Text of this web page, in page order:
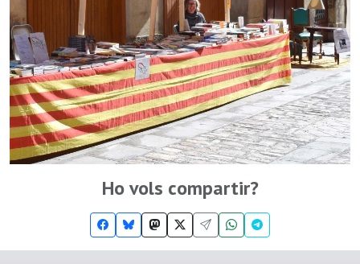
Ho vols compartir?